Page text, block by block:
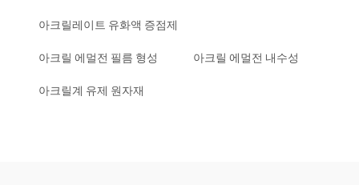
아크릴레이트 유화액 증점제
아크릴 에멀전 필름 형성 아크릴 에멀전 내수성
아크릴계 유제 원자재